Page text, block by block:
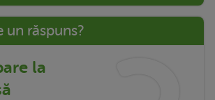
un răspuns?
la